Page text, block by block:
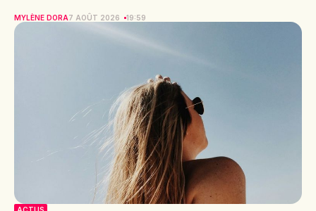
MYLÈNE DORA7 AOÛT 2026 19:59
ACTUS